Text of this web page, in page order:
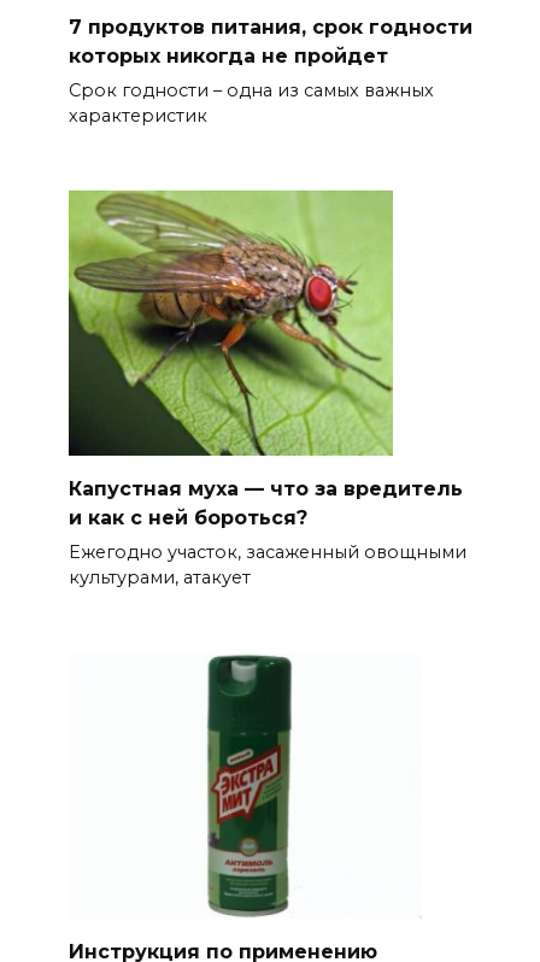
7 продуктов питания, срок годности
которых никогда не пройдет
Срок годности – одна из самых важных
характеристик
Капустная муха — что за вредитель
и как с ней бороться?
Ежегодно участок, засаженный овощными
культурами, атакует
Инструкция по применению